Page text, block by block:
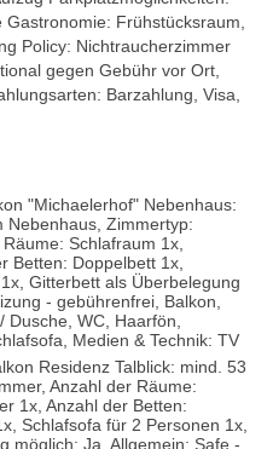
Frühstücksraum,
Policy: Nichtraucherzimmer
gegen Gebühr vor Ort,
Barzahlung, Visa,
"Michaelerhof" Nebenhaus:
Nebenhaus, Zimmertyp:
Schlafraum 1x,
Betten: Doppelbett 1x,
Gitterbett als Überbelegung
- gebührenfrei, Balkon,
WC, Haarfön,
Medien & Technik: TV
Residenz Talblick: mind. 53
Anzahl der Räume:
1x, Anzahl der Betten:
Schlafsofa für 2 Personen 1x,
möglich: Ja, Allgemein: Safe -